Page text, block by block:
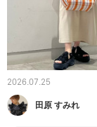
2026.07.25
田原 すみれ